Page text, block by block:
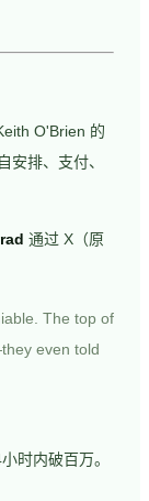
O'Brien 的
安排、支付、
通过 X（原
The top of
even told
时内破百万。